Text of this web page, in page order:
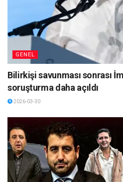
GENEL
Bilirkişi savunması sonrası
soruşturma daha açıldı
2026-03-30